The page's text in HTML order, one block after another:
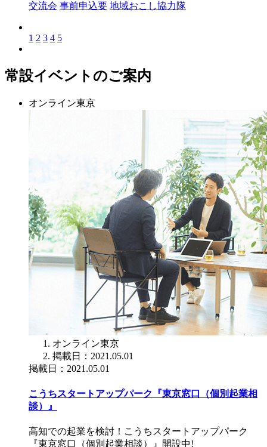
交流会 事前申込要 地域おこし協力隊
1 2 3 4 5
常設イベントのご案内
オンライン東京
オンライン東京
掲載日：2021.05.01
掲載日：2021.05.01
こうちスタートアップパーク『東京窓口（個別起業相
談）』
高知での起業を検討！こうちスタートアップパーク
『東京窓口（個別起業相談）』開設中!